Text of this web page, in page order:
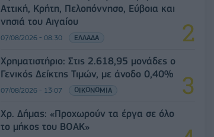
Αττική, Κρήτη, Πελοπόννησο, Εύβοια και
νησιά του Αιγαίου
07/08/2026 - 08:30 ΕΛΛΑΔΑ
Χρηματιστήριο: Στις 2.618,95 μονάδες ο
Γενικός Δείκτης Τιμών, με άνοδο 0,40%
07/08/2026 - 13:07 ΟΙΚΟΝΟΜΙΑ
Χρ. Δήμας: «Προχωρούν τα έργα σε όλο
το μήκος του ΒΟΑΚ»